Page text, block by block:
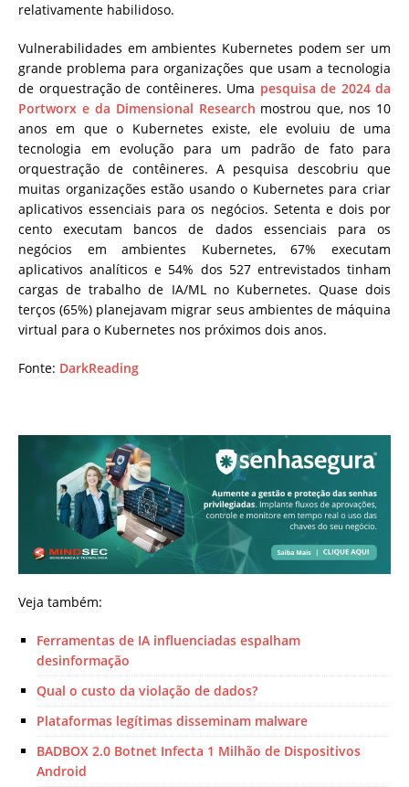
relativamente habilidoso.
Vulnerabilidades em ambientes Kubernetes podem ser um
grande problema para organizações que usam a tecnologia
de orquestração de contêineres. Uma pesquisa de 2024 da
Portworx e da Dimensional Research mostrou que, nos 10
anos em que o Kubernetes existe, ele evoluiu de uma
tecnologia em evolução para um padrão de fato para
orquestração de contêineres. A pesquisa descobriu que
muitas organizações estão usando o Kubernetes para criar
aplicativos essenciais para os negócios. Setenta e dois por
cento executam bancos de dados essenciais para os
negócios em ambientes Kubernetes, 67% executam
aplicativos analíticos e 54% dos 527 entrevistados tinham
cargas de trabalho de IA/ML no Kubernetes. Quase dois
terços (65%) planejavam migrar seus ambientes de máquina
virtual para o Kubernetes nos próximos dois anos.
Fonte: DarkReading
Veja também:
Ferramentas de IA influenciadas espalham
desinformação
Qual o custo da violação de dados?
Plataformas legítimas disseminam malware
BADBOX 2.0 Botnet Infecta 1 Milhão de Dispositivos
Android